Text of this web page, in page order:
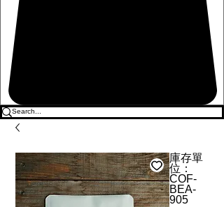
庫存單
位：
COF-
BEA-
905